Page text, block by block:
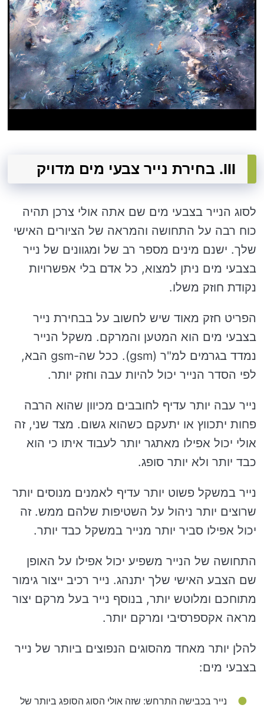
III. בחירת נייר צבעי מים מדויק
לסוג הנייר בצבעי מים שם אתה אולי צרכן תהיה
כוח רבה על התחושה והמראה של הציורים האישי
שלך. ישנם מינים מספר רב של ומגוונים של נייר
בצבעי מים ניתן למצוא, כל אדם בלי אפשרויות
נקודת חוזק משלו.
הפריט חזק מאוד שיש לחשוב על בבחירת נייר
בצבעי מים הוא המטען והמרקם. משקל הנייר
נמדד בגרמים למ"ר (gsm). ככל שה-gsm הבא,
לפי הסדר הנייר יכול להיות עבה וחזק יותר.
נייר עבה יותר עדיף לחובבים מכיוון שהוא הרבה
פחות יתכווץ או יתעקם כשהוא גשום. מצד שני, זה
אולי יכול אפילו מאתגר יותר לעבוד איתו כי הוא
כבד יותר ולא יותר סופג.
נייר במשקל פשוט יותר עדיף לאמנים מנוסים יותר
שרוצים יותר ניהול על השטיפות שלהם ממש. זה
יכול אפילו סביר יותר מנייר במשקל כבד יותר.
התחושה של הנייר משפיע יכול אפילו על האופן
שם הצבע האישי שלך יתנהג. נייר רכיב ייצור גימור
מתוחכם ומלוטש יותר, בנוסף נייר בעל מרקם יצור
מראה אקספרסיבי ומרקם יותר.
להלן יותר מאחד מהסוגים הנפוצים ביותר של נייר
בצבעי מים:
נייר בכבישה התרחש: שזה אולי הסוג הסופג ביותר של